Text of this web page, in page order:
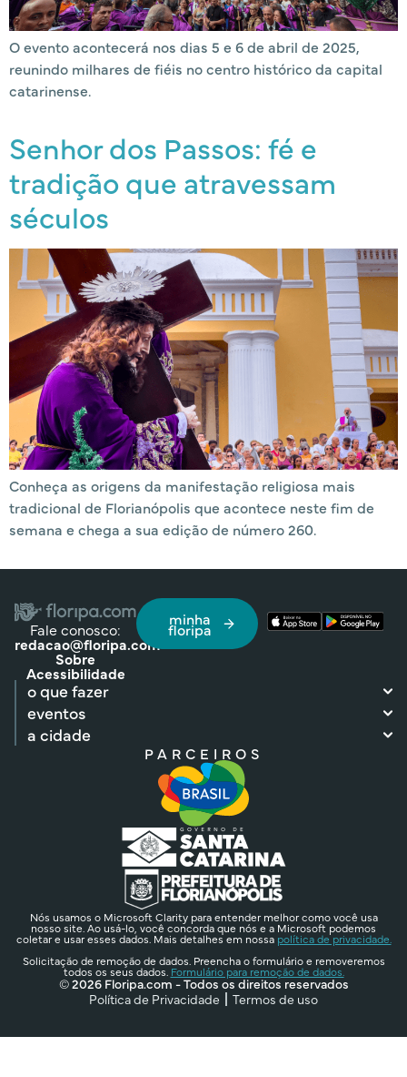
O evento acontecerá nos dias 5 e 6 de abril de 2025,
reunindo milhares de fiéis no centro histórico da capital
catarinense.
Senhor dos Passos: fé e
tradição que atravessam
séculos
Conheça as origens da manifestação religiosa mais
tradicional de Florianópolis que acontece neste fim de
semana e chega a sua edição de número 260.
Fale conosco:
redacao@floripa.com
Sobre
Acessibilidade
minha
floripa
o que fazer
eventos
a cidade
PARCEIROS
Nós usamos o Microsoft Clarity para entender melhor como você usa
nosso site. Ao usá-lo, você concorda que nós e a Microsoft podemos
coletar e usar esses dados. Mais detalhes em nossa política de privacidade.
Solicitação de remoção de dados. Preencha o formulário e removeremos
todos os seus dados. Formulário para remoção de dados.
© 2026 Floripa.com - Todos os direitos reservados
Política de Privacidade
Termos de uso